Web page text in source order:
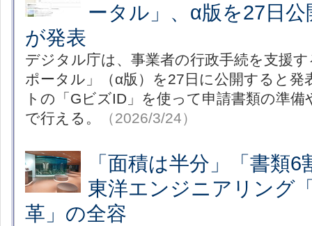
ータル」、α版を27日
が発表
デジタル庁は、事業者の行政手続を支援
ポータル」（α版）を27日に公開すると発
トの「GビズID」を使って申請書類の準
で行える。
（2026/3/24）
「面積は半分」「書
東洋エンジニアリング
革」の全容